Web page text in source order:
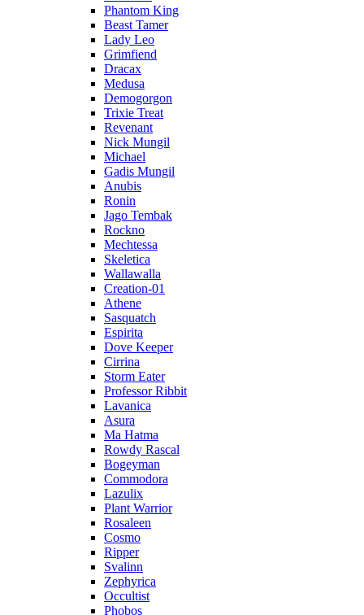
Phantom King
Beast Tamer
Lady Leo
Grimfiend
Dracax
Medusa
Demogorgon
Trixie Treat
Revenant
Nick Mungil
Michael
Gadis Mungil
Anubis
Ronin
Jago Tembak
Rockno
Mechtessa
Skeletica
Wallawalla
Creation-01
Athene
Sasquatch
Espirita
Dove Keeper
Cirrina
Storm Eater
Professor Ribbit
Lavanica
Asura
Ma Hatma
Rowdy Rascal
Bogeyman
Commodora
Lazulix
Plant Warrior
Rosaleen
Cosmo
Ripper
Svalinn
Zephyrica
Occultist
Phobos